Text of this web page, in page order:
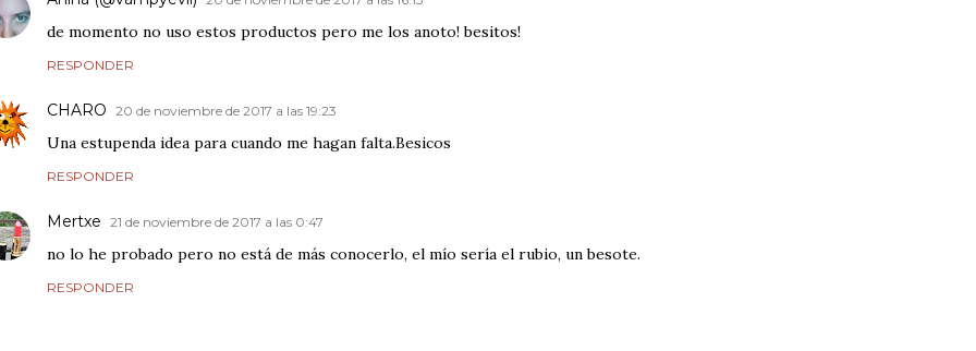
de momento no uso estos productos pero me los anoto! besitos!
RESPONDER
CHARO 20 de noviembre de 2017 a las 19:23
Una estupenda idea para cuando me hagan falta.Besicos
RESPONDER
Mertxe 21 de noviembre de 2017 a las 0:47
no lo he probado pero no está de más conocerlo, el mío sería el rubio, un besote.
RESPONDER